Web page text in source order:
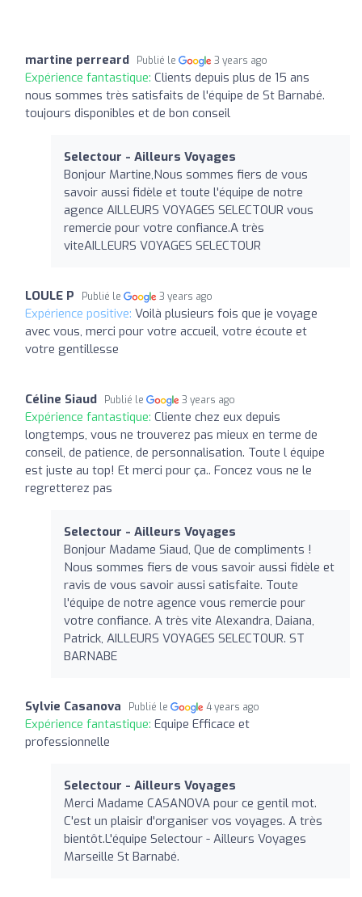
martine perreard Publié le 3 years ago
Expérience fantastique: Clients depuis plus de 15 ans
nous sommes très satisfaits de l'équipe de St Barnabé.
toujours disponibles et de bon conseil
Selectour - Ailleurs Voyages
Bonjour Martine,Nous sommes fiers de vous
savoir aussi fidèle et toute l'équipe de notre
agence AILLEURS VOYAGES SELECTOUR vous
remercie pour votre confiance.A très
viteAILLEURS VOYAGES SELECTOUR
LOULE P Publié le 3 years ago
Expérience positive: Voilà plusieurs fois que je voyage
avec vous, merci pour votre accueil, votre écoute et
votre gentillesse
Céline Siaud Publié le 3 years ago
Expérience fantastique: Cliente chez eux depuis
longtemps, vous ne trouverez pas mieux en terme de
conseil, de patience, de personnalisation. Toute l équipe
est juste au top! Et merci pour ça.. Foncez vous ne le
regretterez pas
Selectour - Ailleurs Voyages
Bonjour Madame Siaud, Que de compliments !
Nous sommes fiers de vous savoir aussi fidèle et
ravis de vous savoir aussi satisfaite. Toute
l'équipe de notre agence vous remercie pour
votre confiance. A très vite Alexandra, Daiana,
Patrick, AILLEURS VOYAGES SELECTOUR. ST
BARNABE
Sylvie Casanova Publié le 4 years ago
Expérience fantastique: Equipe Efficace et
professionnelle
Selectour - Ailleurs Voyages
Merci Madame CASANOVA pour ce gentil mot.
C'est un plaisir d'organiser vos voyages. A très
bientôt.L'équipe Selectour - Ailleurs Voyages
Marseille St Barnabé.